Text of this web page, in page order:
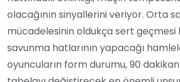
olacağının sinyallerini veriyor. Orta
mücadelesinin oldukça sert geçmesi
savunma hatlarının yapacağı
oyuncuların form durumu, 90